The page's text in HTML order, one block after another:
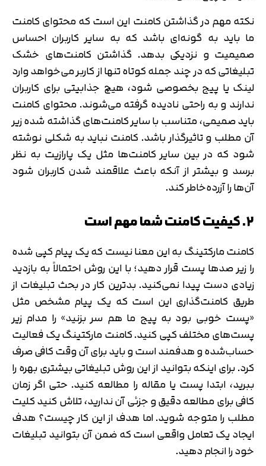
نکته مهم در گذاشتن کامنت این است که محتوای کامنت
ما باید به گونه‌ای باشد که به سایر کاربران احساس
صمیمیت و نزدیکی بدهد. گذاشتن کامنت‌های خشک
تبلیغاتی که در چند جمله کوتاه تنها از کاربر می‌خواهد وارد
لینک یا پیج بخصوصی شود، هیچ جذابیتی برای کاربران
ندارند و به راحتی نادیده گرفته می‌شوند. محتوای کامنت
باید صمیمی، متناسب با سایر کامنت‌های گذاشته شده زیر
آن مطلب و تاثیرگذار باشد. کامنت نباید به شکلی نوشته
شود که در بین سایر کامنت‌ها مثل یک پارازیت به نظر
برسد و بیشتر از آنکه باعث علاقمند شدن کاربران شود
آن‌ها را آزرده‌خاطر کند.
۲. کیفیت کامنت شما مهم است
کامنت مارکتینگ به این معنا نیست که یک پیام کپی شده
را زیر صدها پست قرار دهید؛ با این روش احتمالاً به بازدید
زیادی دست پیدا نمی‌کنید. بدترین کار در بحث تبلیغات از
طریق کامنت‌گذاری این است که یک پیام مشخص مثل
«پست خوبی بود به پیج ما هم سر بزنید» را مدام زیر
پست‌های مختلف کپی کنید. کامنت مارکتینگ یک فعالیت
حساب‌شده و هدفمند است و باید برای آن وقت کافی صرف
کرد. برای اینکه بتوانید از این روش تبلیغاتی بیشتری بهره را
ببرید، ابتدا پست یا مقاله را مطالعه کنید. حتی اگر زمان
کافی برای مطالعه دقیق و جزئی آن ندارید، تلاش کنید کلیت
مطلب را متوجه شوید. اما هدف از این کار چیست؟ هدف
ایجاد یک تعامل واقعی است که ضمن آن بتوانید تبلیغات
خود را انجام دهید.